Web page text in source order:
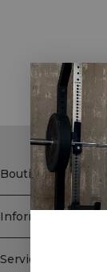
Boutique
Information
Service client